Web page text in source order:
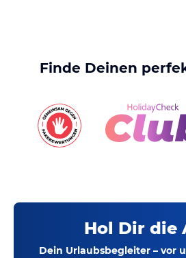
Finde Deinen
Hol Dir die
Dein Urlaubsbegleiter – vor